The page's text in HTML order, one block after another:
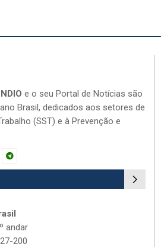
e o seu Portal de Notícias são
Brasil, dedicados aos setores de
(SST) e à Prevenção e
andar
200